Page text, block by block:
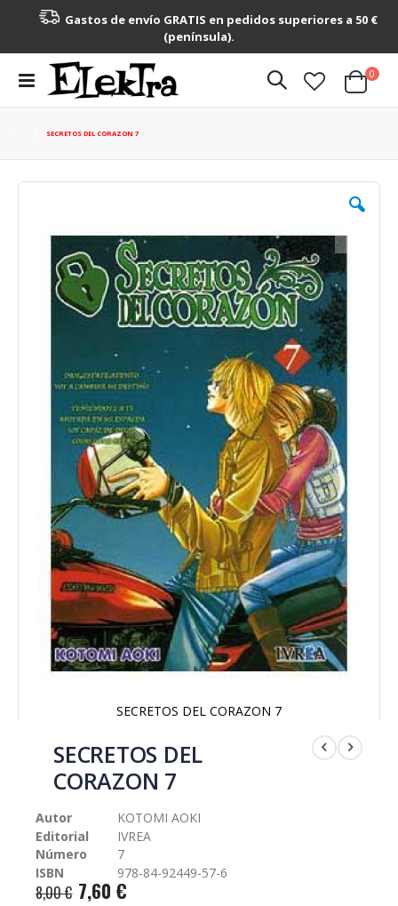
Gastos de envío GRATIS en pedidos superiores a 50 €
(península).
Toggle
Nav
Cart
0
SECRETOS DEL CORAZON 7
Saltar
imágenes
SECRETOS DEL CORAZON 7
comienzo
galería
imágenes
SECRETOS DEL
CORAZON 7
Autor
KOTOMI AOKI
Editorial
IVREA
Número
7
ISBN
978-84-92449-57-6
8,00 € 7,60 €